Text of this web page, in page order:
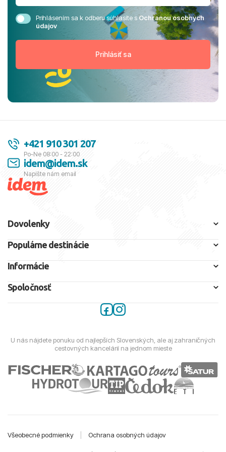
Prihlásením sa k odberu súhlasíte sOchranou osobných
údajov
+421 910 301 207
Po-Ne 08:00 - 22:00
idem@idem.sk
Napíšte nám email
Dovolenky
Populárne destinácie
Informácie
Spoločnosť
U nás nájdete ponuku od najlepších Slovenských, ale aj zahraničných
cestovných kancelárií na jednom mieste
Všeobecné podmienky Ochrana osobných údajov